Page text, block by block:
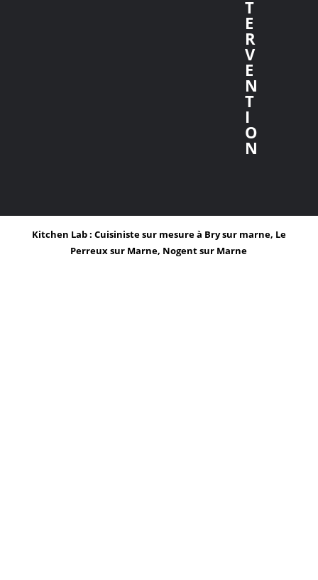
T
E
R
V
E
N
T
I
O
N
Kitchen Lab : Cuisiniste sur mesure à Bry sur marne, Le
Perreux sur Marne, Nogent sur Marne